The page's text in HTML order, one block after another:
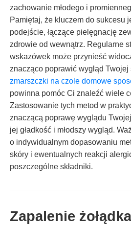
zachowanie młodego i
Pamiętaj, że kluczem do sukcesu
podejście, łączące pielęgnację
zdrowie od wewnątrz. Regularne
wskazówek może przynieść
znacząco poprawić wygląd Twojej
zmarszczki na czole domowe
powinna pomóc Ci znaleźć wiele
Zastosowanie tych metod w
znaczącą poprawę wyglądu
jej gładkość i młodszy wygląd.
o indywidualnym dopasowaniu
skóry i ewentualnych reakcji
poszczególne składniki.
Zapalenie